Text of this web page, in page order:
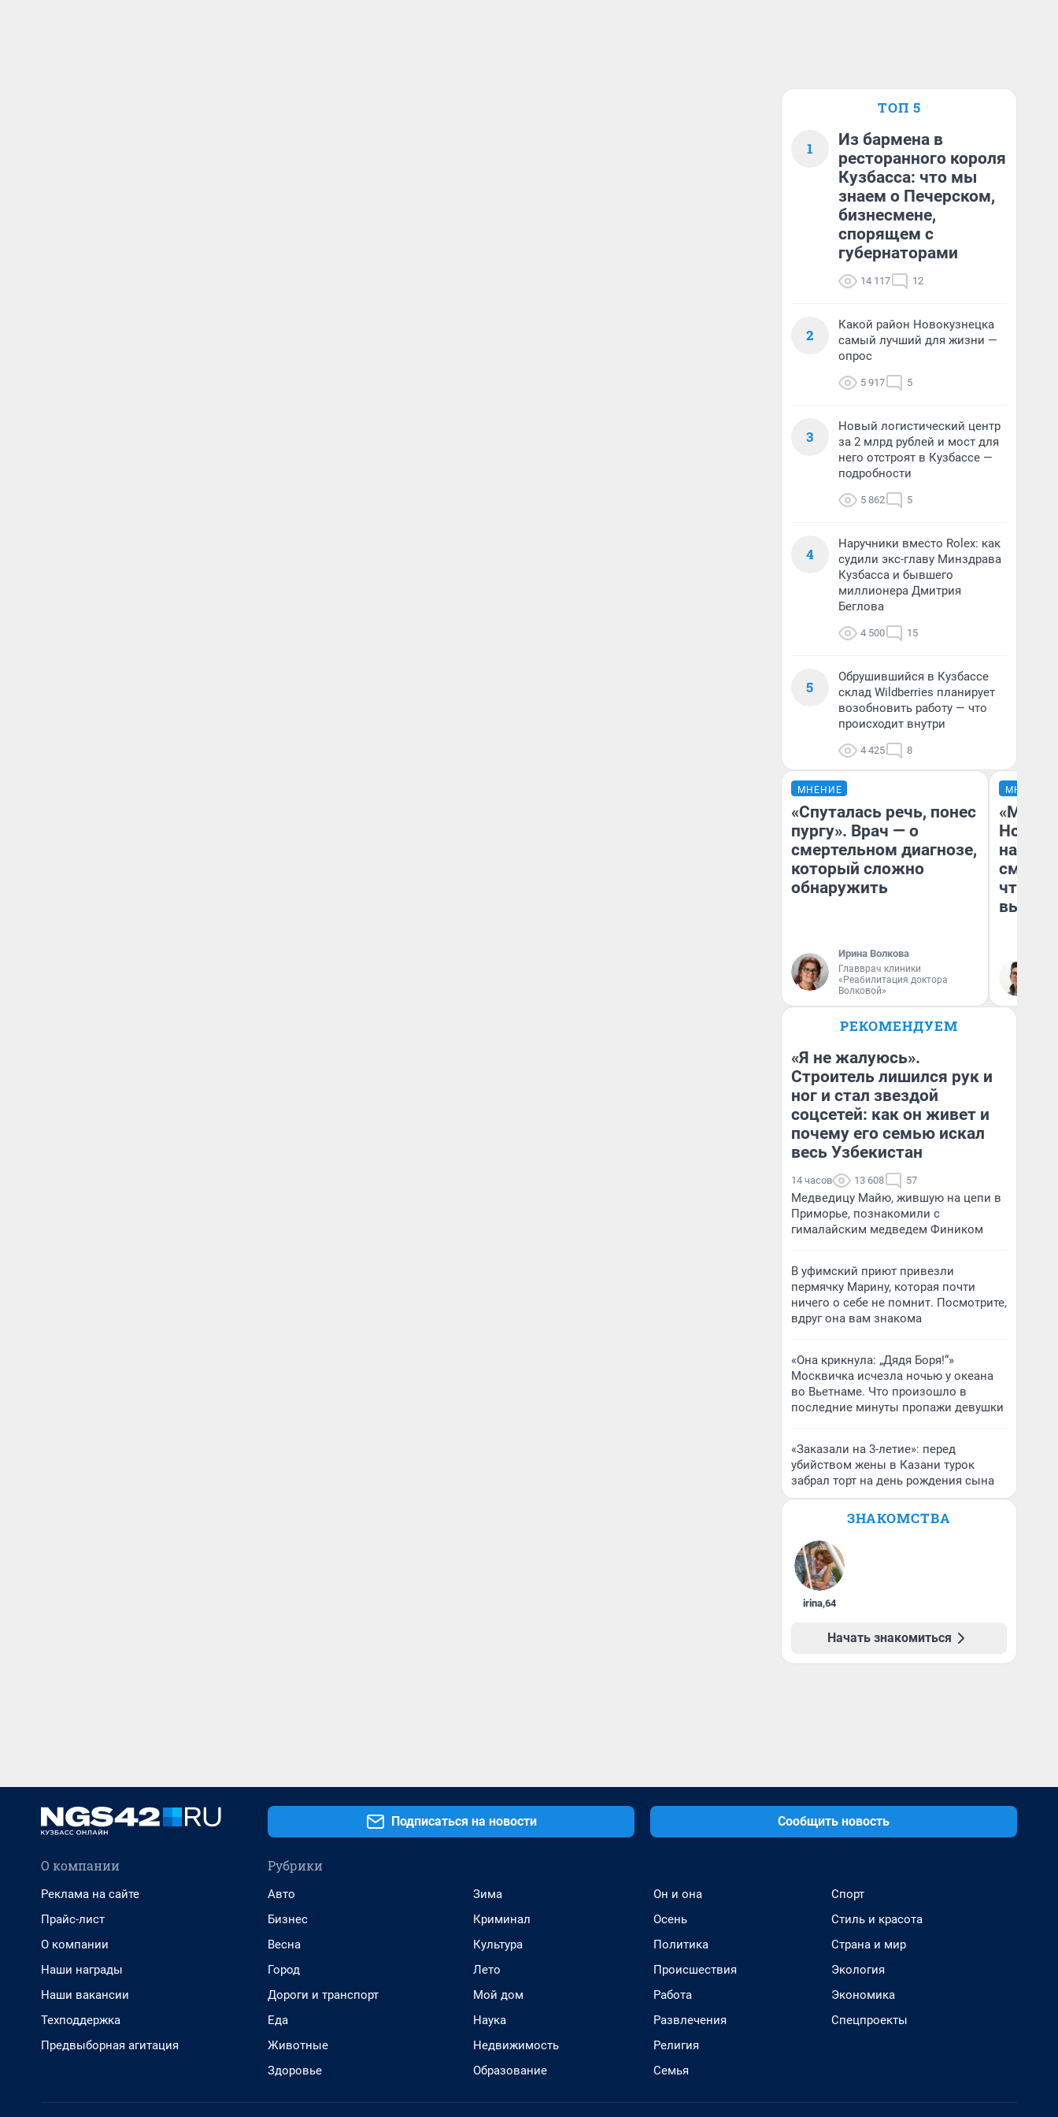
ТОП 5
1
Из бармена в
ресторанного короля
Кузбасса: что мы
знаем о Печерском,
бизнесмене,
спорящем с
губернаторами
14 117 12
2
Какой район Новокузнецка
самый лучший для жизни —
опрос
5 917 5
3
Новый логистический центр
за 2 млрд рублей и мост для
него отстроят в Кузбассе —
подробности
5 862 5
4
Наручники вместо Rolex: как
судили экс-главу Минздрава
Кузбасса и бывшего
миллионера Дмитрия
Беглова
4 500 15
5
Обрушившийся в Кузбассе
склад Wildberries планирует
возобновить работу — что
происходит внутри
4 425 8
МНЕНИЕ
«Спуталась речь, понес
пургу». Врач — о
смертельном диагнозе,
который сложно
обнаружить
Ирина Волкова
Главврач клиники
«Реабилитация доктора
Волковой»
МНЕНИЕ
«Мы
чтобы
РЕКОМЕНДУЕМ
«Я не жалуюсь».
Строитель лишился рук и
ног и стал звездой
соцсетей: как он живет и
почему его семью искал
весь Узбекистан
14 часов 13 608 57
Медведицу Майю, жившую на цепи в
Приморье, познакомили с
гималайским медведем Фиником
В уфимский приют привезли
пермячку Марину, которая почти
ничего о себе не помнит. Посмотрите,
вдруг она вам знакома
«Она крикнула: „Дядя Боря!“»
Москвичка исчезла ночью у океана
во Вьетнаме. Что произошло в
последние минуты пропажи девушки
«Заказали на 3-летие»: перед
убийством жены в Казани турок
забрал торт на день рождения сына
ЗНАКОМСТВА
irina,64
Начать знакомиться
Подписаться на новости Сообщить новость
О компании
Реклама на сайте
Прайс-лист
О компании
Наши награды
Наши вакансии
Техподдержка
Предвыборная агитация
Рубрики
Авто
Бизнес
Весна
Город
Дороги и транспорт
Еда
Животные
Здоровье
Зима
Криминал
Культура
Лето
Мой дом
Наука
Недвижимость
Образование
Он и она
Осень
Политика
Происшествия
Работа
Развлечения
Религия
Семья
Спорт
Стиль и красота
Страна и мир
Экология
Экономика
Спецпроекты